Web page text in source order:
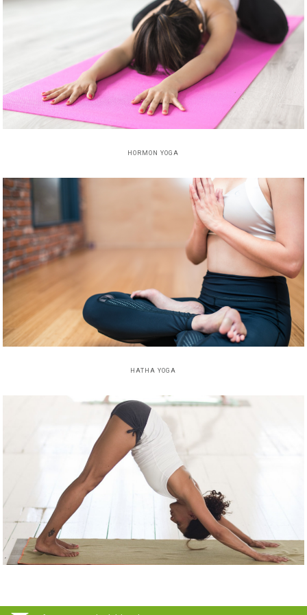
HORMON YOGA
HATHA YOGA